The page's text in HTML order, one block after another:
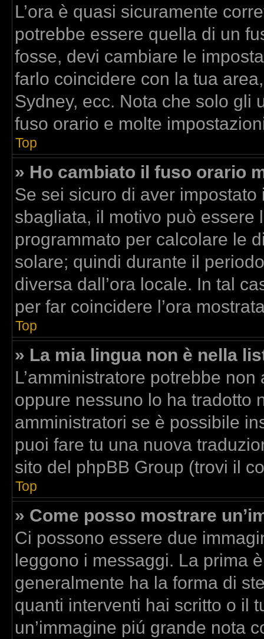
L’ora è quasi sicuramente
potrebbe essere quella di un
fosse, devi cambiare le
farlo coincidere con la tua
Sydney, ecc. Nota che solo gli
fuso orario e molte
Top
» Ho cambiato il fuso orario
Se sei sicuro di aver
sbagliata, il motivo può essere
programmato per calcolare le
solare; quindi durante il
diversa dall’ora locale. In tal
per far coincidere l’ora
Top
» La mia lingua non è nella
L’amministratore potrebbe
oppure nessuno lo ha tradotto
amministratori se è possibile
puoi fare tu una nuova
sito del phpBB Group (trovi il
Top
» Come posso mostrare
Ci possono essere due
leggono i messaggi. La prima
generalmente ha la forma di
quanti interventi hai scritto o il
un’immagine piú grande nota